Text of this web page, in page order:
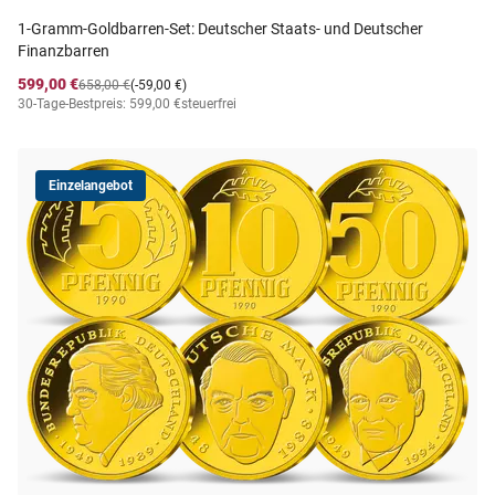
1-Gramm-Goldbarren-Set: Deutscher Staats- und Deutscher
Finanzbarren
599,00 €
(-59,00 €)
658,00 €
30-Tage-Bestpreis: 599,00 €steuerfrei
Einzelangebot